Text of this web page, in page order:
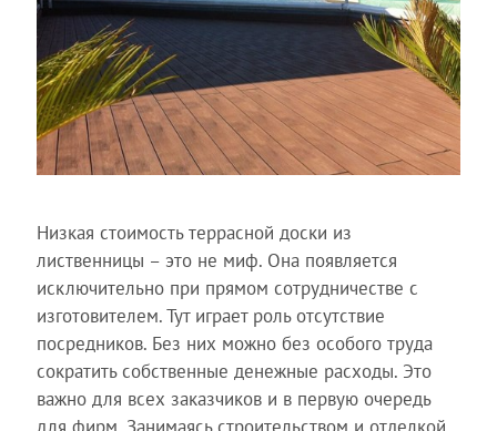
Низкая стоимость террасной доски из
лиственницы – это не миф. Она появляется
исключительно при прямом сотрудничестве с
изготовителем. Тут играет роль отсутствие
посредников. Без них можно без особого труда
сократить собственные денежные расходы. Это
важно для всех заказчиков и в первую очередь